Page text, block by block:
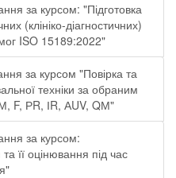
за курсом: "Підготовка
(клініко-діагностичних)
ISO 15189:2022"
за курсом "Повірка та
техніки за обраним
F, РR, ІR, АUV, QМ"
за курсом:
її оцінювання під час